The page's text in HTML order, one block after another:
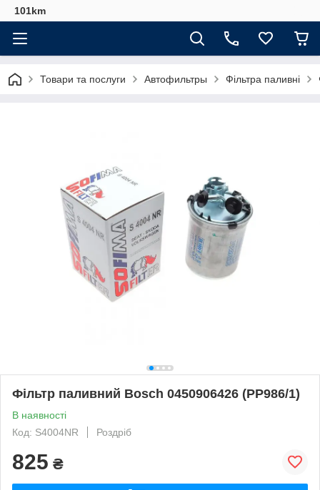
101km
Товари та послуги Автофильтры Фільтра паливні
Фільтр паливний Bosch 0450906426 (PP986/1)
В наявності
Код: S4004NR
Роздріб
825 ₴